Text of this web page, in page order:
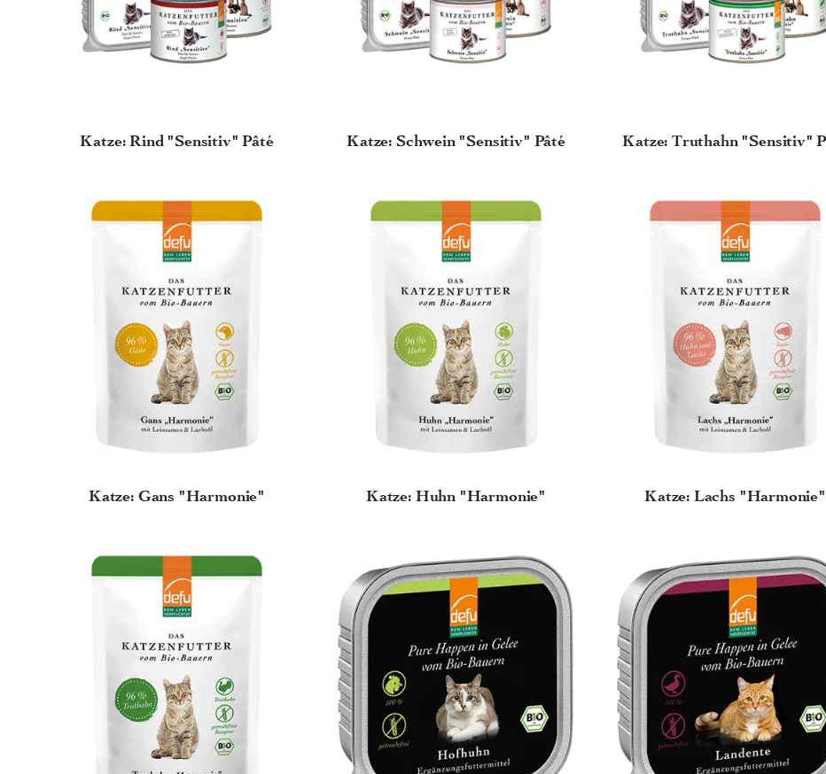
Katze: Rind "Sensitiv" Pâté Katze: Schwein "Sensitiv" Pâté Katze: Truthahn "Sensitiv"
Katze: Gans "Harmonie" Katze: Huhn "Harmonie" Katze: Lachs "Harmonie"